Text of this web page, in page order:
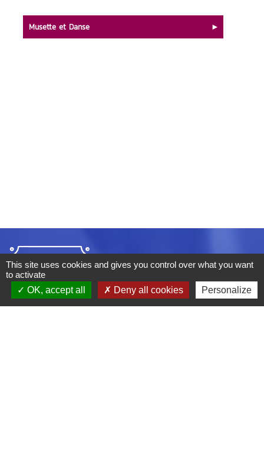
Musette et Danse
This site uses cookies and gives you control over what you want
to activate
OK, accept all
Deny all cookies Personalize